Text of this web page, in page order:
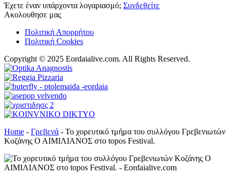
Έχετε έναν υπάρχοντα λογαριασμό; Συνδεθείτε
Ακολουθησε μας
Πολιτική Απορρήτου
Πολιτική Cookies
Copyright © 2025 Eordaialive.com. All Rights Reserved.
Home - Γρεβενά - Το χορευτικό τμήμα του συλλόγου Γρεβενιωτών
Κοζάνης Ο ΑΙΜΙΛΙΑΝΟΣ στο topos Festival.